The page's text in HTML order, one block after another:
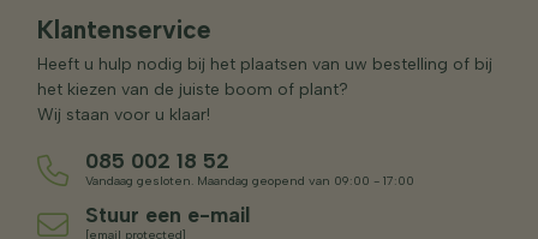
Klantenservice
Heeft u hulp nodig bij het plaatsen van uw bestelling of bij
het kiezen van de juiste boom of plant?
Wij staan voor u klaar!
085 002 18 52
Vandaag gesloten. Maandag geopend van 09:00 - 17:00
Stuur een e-mail
[email protected]